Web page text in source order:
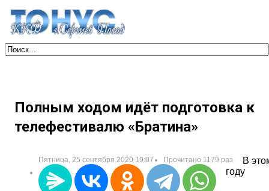
Полным ходом идёт подготовка к
телефестивалю «Братина»
Пятница, 25 сентября 2020 19:07 Прочитано 1179 раз
В
году